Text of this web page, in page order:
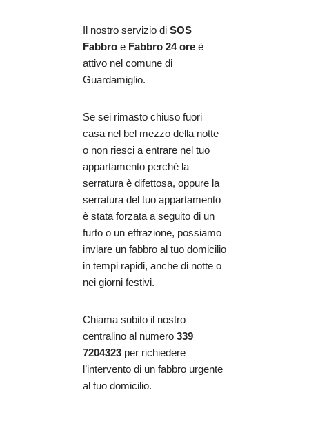
Il nostro servizio di SOS
Fabbro e Fabbro 24 ore è
attivo nel comune di
Guardamiglio.
Se sei rimasto chiuso fuori
casa nel bel mezzo della notte
o non riesci a entrare nel tuo
appartamento perché la
serratura è difettosa, oppure la
serratura del tuo appartamento
è stata forzata a seguito di un
furto o un effrazione, possiamo
inviare un fabbro al tuo domicilio
in tempi rapidi, anche di notte o
nei giorni festivi.
Chiama subito il nostro
centralino al numero 339
7204323 per richiedere
l’intervento di un fabbro urgente
al tuo domicilio.